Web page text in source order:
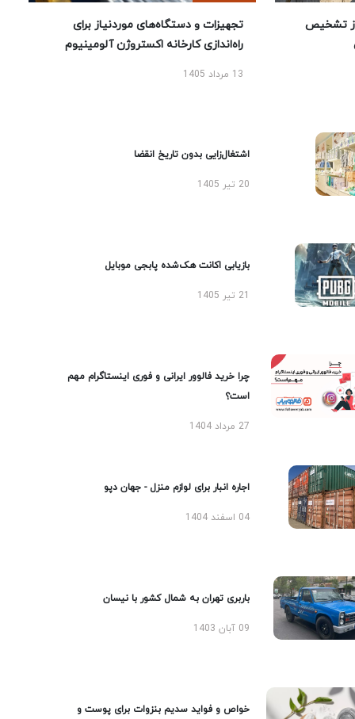
تشخیص
تجهیزات و دستگاه‌های موردنیاز برای
راه‌اندازی کارخانه اکستروژن آلومینیوم
13 مرداد 1405
اشتغال‌زایی بدون تاریخ انقضا
20 تیر 1405
بازیابی اکانت هک‌شده پابجی موبایل
چرا خرید فالوور ایرانی و فوری اینستاگرام مهم
است؟
27 مرداد 1404
اجاره انبار برای لوازم منزل - جهان دپو
04 اسفند 1404
باربری تهران به شمال کشور با نیسان
09 آبان 1403
خواص و فواید سدیم بنزوات برای پوست و